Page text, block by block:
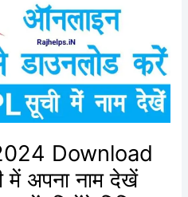
Download
में अपना नाम देखें